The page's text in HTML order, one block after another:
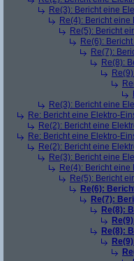
Re(3): Bericht eine
Re(4): Bericht
Re(5): Bericht
Re(6):
Re(7):
Re(8):
Re(3): Bericht eine
Re: Bericht eine Elektro-
Re(2): Bericht eine
Re: Bericht eine Elektro-
Re(2): Bericht eine
Re(3): Bericht eine
Re(4): Bericht
Re(5): Bericht
Re(6):
Re(7):
Re(8):
Re(8):